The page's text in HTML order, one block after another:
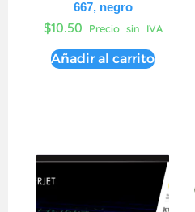
667, negro
$10.50 Precio sin IVA
Añadir al carrito